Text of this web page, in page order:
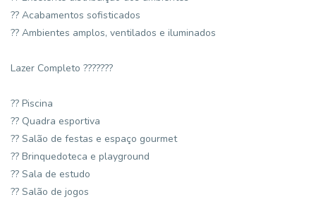
?? Acabamentos sofisticados
?? Ambientes amplos, ventilados e iluminados
Lazer Completo ???????
?? Piscina
?? Quadra esportiva
?? Salão de festas e espaço gourmet
?? Brinquedoteca e playground
?? Sala de estudo
?? Salão de jogos